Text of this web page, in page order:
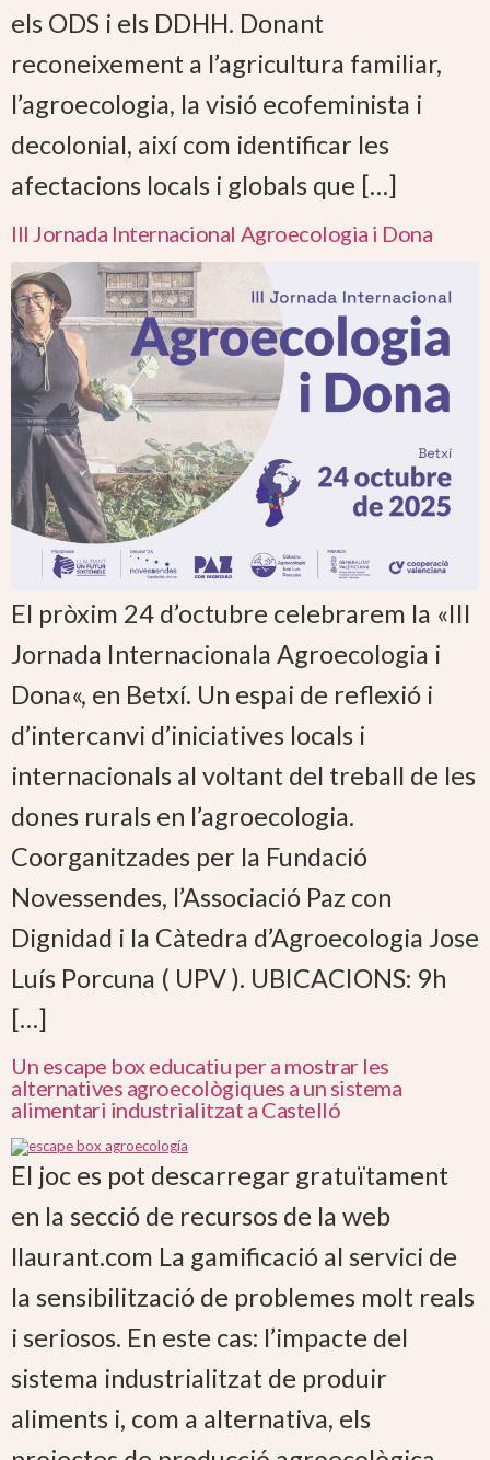
els ODS i els DDHH. Donant
reconeixement a l’agricultura familiar,
l’agroecologia, la visió ecofeminista i
decolonial, així com identificar les
afectacions locals i globals que […]
III Jornada Internacional Agroecologia i Dona
El pròxim 24 d’octubre celebrarem la «III
Jornada Internacionala Agroecologia i
Dona«, en Betxí. Un espai de reflexió i
d’intercanvi d’iniciatives locals i
internacionals al voltant del treball de les
dones rurals en l’agroecologia.
Coorganitzades per la Fundació
Novessendes, l’Associació Paz con
Dignidad i la Càtedra d’Agroecologia Jose
Luís Porcuna ( UPV ). UBICACIONS: 9h
[…]
Un escape box educatiu per a mostrar les
alternatives agroecològiques a un sistema
alimentari industrialitzat a Castelló
El joc es pot descarregar gratuïtament
en la secció de recursos de la web
llaurant.com La gamificació al servici de
la sensibilització de problemes molt reals
i seriosos. En este cas: l’impacte del
sistema industrialitzat de produir
aliments i, com a alternativa, els